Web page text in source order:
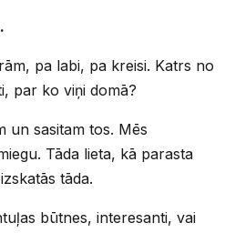
pa labi, pa kreisi. Katrs no
par ko viņi domā?
un sasitam tos. Mēs
Tāda lieta, kā parasta
tāda.
būtnes, interesanti, vai